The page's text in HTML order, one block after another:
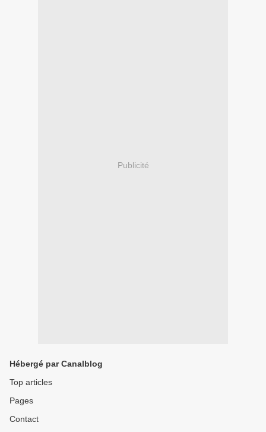
Publicité
Hébergé par Canalblog
Top articles
Pages
Contact